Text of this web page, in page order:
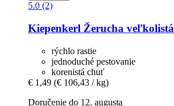
5.0 (2)
Kiepenkerl Žerucha veľkolistá
rýchlo rastie
jednoduché pestovanie
korenistá chuť
€ 1,49 (€ 106,43 / kg)
Doručenie do 12. augusta